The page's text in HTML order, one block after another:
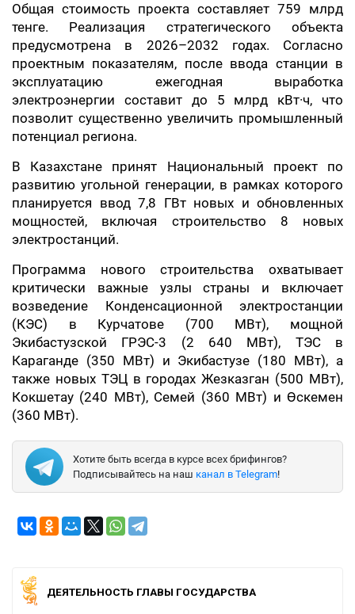
Общая стоимость проекта составляет 759 млрд
тенге. Реализация стратегического объекта
предусмотрена в 2026–2032 годах. Согласно
проектным показателям, после ввода станции в
эксплуатацию ежегодная выработка
электроэнергии составит до 5 млрд кВт·ч, что
позволит существенно увеличить промышленный
потенциал региона.
В Казахстане принят Национальный проект по
развитию угольной генерации, в рамках которого
планируется ввод 7,8 ГВт новых и обновленных
мощностей, включая строительство 8 новых
электростанций.
Программа нового строительства охватывает
критически важные узлы страны и включает
возведение Конденсационной электростанции
(КЭС) в Курчатове (700 МВт), мощной
Экибастузской ГРЭС-3 (2 640 МВт), ТЭС в
Караганде (350 МВт) и Экибастузе (180 МВт), а
также новых ТЭЦ в городах Жезказган (500 МВт),
Кокшетау (240 МВт), Семей (360 МВт) и Өскемен
(360 МВт).
Хотите быть всегда в курсе всех брифингов?
Подписывайтесь на наш канал в Telegram!
ДЕЯТЕЛЬНОСТЬ ГЛАВЫ ГОСУДАРСТВА